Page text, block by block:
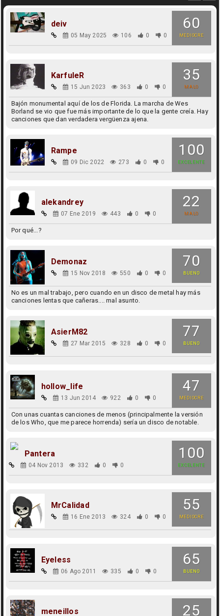
60
MEDIOCRE
deiv
05 May 2025 106 0 0
35
MALO
KarfuleR
15 Jun 2023 363 0 0
Bajón monumental aquí de los de Florida. La marcha de Wes
Borland se vio que fue más importante de lo que la gente creía. Hay
canciones que dan verdadera vergüenza ajena.
100
EXCELENTE
Rampe
09 Dic 2022 273 0 0
22
MALO
alekandrey
07 Ene 2019 443 0 0
Por qué...?
70
BUENO
Demonaz
15 Nov 2018 550 0 0
No es un mal trabajo, pero cuando en un disco de metal hay más
canciones lentas que cañeras.... mal asunto.
77
BUENO
AsierM82
27 Mar 2015 328 0 0
47
MEDIOCRE
hollow_life
13 Jun 2014 922 0 0
Con unas cuantas canciones de menos (principalmente la versión
de los Who, que me parece horrenda) sería un disco de notable.
100
EXCELENTE
Pantera
04 Nov 2013 332 0 0
55
MEDIOCRE
MrCalidad
16 Ene 2013 324 0 0
65
BUENO
Eyeless
06 Ago 2011 335 0 0
25
meneillos